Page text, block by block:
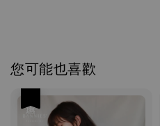
您可能也喜歡